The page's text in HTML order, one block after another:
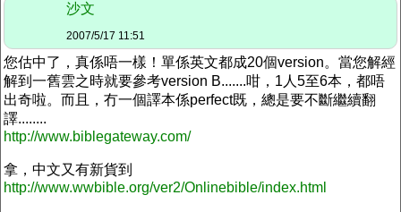
沙文
2007/5/17 11:51
您估中了，真係唔一樣！單係英文都成20個version。當您解經
解到一舊雲之時就要參考version B.......咁，1人5至6本，都唔
出奇啦。而且，冇一個譯本係perfect既，總是要不斷繼續翻
譯........
http://www.biblegateway.com/
拿，中文又有新貨到
http://www.wwbible.org/ver2/Onlinebible/index.html